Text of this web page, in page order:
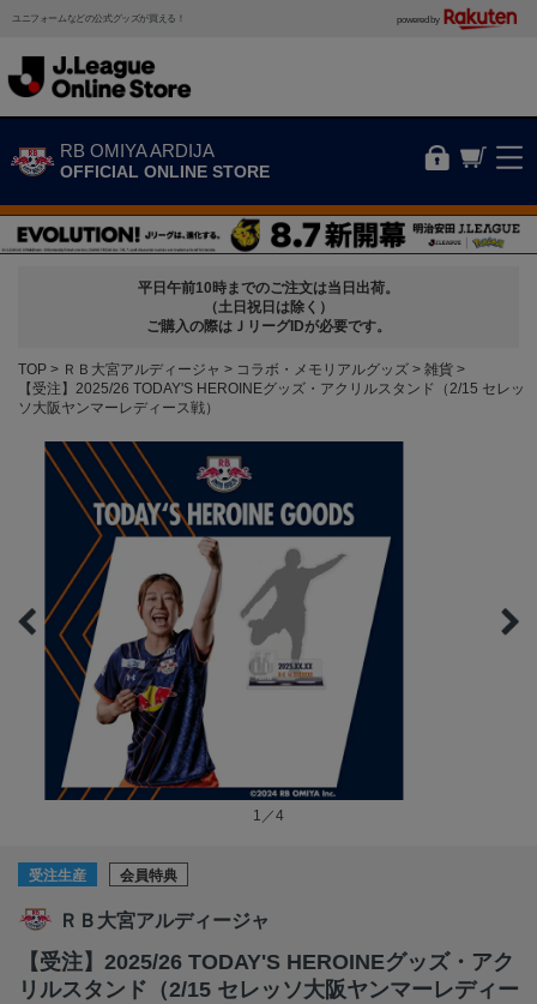
ユニフォームなどの公式グッズが買える！ powered by
RB OMIYA ARDIJA
OFFICIAL ONLINE STORE
平日午前10時までのご注文は当日出荷。
（土日祝日は除く）
ご購入の際はＪリーグIDが必要です。
TOP ＲＢ大宮アルディージャ コラボ・メモリアルグッズ
雑貨
【受注】2025/26 TODAY'S HEROINEグッズ・アクリルスタンド（2/15 セレッ
ソ大阪ヤンマーレディース戦）
1／4
受注生産 会員特典
ＲＢ大宮アルディージャ
【受注】2025/26 TODAY'S HEROINEグッズ・アク
リルスタンド（2/15 セレッソ大阪ヤンマーレディー